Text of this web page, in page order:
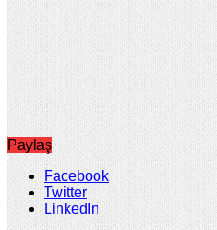
Paylaş
Facebook
Twitter
LinkedIn